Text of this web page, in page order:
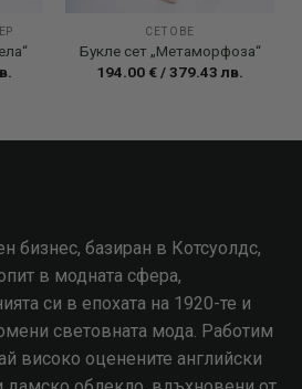
СЕТОВЕ
Букле сет „Метаморфоза“
194.00 € /379.43 лв.
бизнес, базиран в Котсуолдс,
в модната сфера,
си в епохата на 1920-те и
световната мода. Работим
високо оценените английски